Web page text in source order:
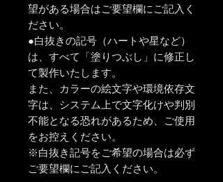
望がある場合はご要望欄にご記入く
ださい。
●白抜きの記号（ハートや星など）
は、すべて「塗りつぶし」に修正し
て製作いたします。
また、カラーの絵文字や環境依存文
字は、システム上で文字化けや判別
不能となる恐れがあるため、ご使用
をお控えください。
※白抜き記号をご希望の場合は必ず
ご要望欄にご記入ください。